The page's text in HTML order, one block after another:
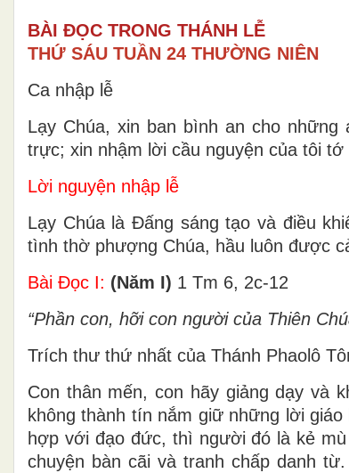
BÀI ĐỌC TRONG THÁNH LỄ
THỨ SÁU TUẦN 24 THƯỜNG NIÊN
Ca nhập lễ
Lạy Chúa, xin ban bình an cho
trực; xin nhậm lời cầu nguyện của tôi
Lời nguyện nhập lễ
Lạy Chúa là Ðấng sáng tạo và điều
tình thờ phượng Chúa, hầu luôn được
Bài Ðọc I: (Năm I) 1 Tm 6, 2c-12
“Phần con, hỡi con người của Thiên
Trích thư thứ nhất của Thánh Phaolô
Con thân mến, con hãy giảng dạy và
không thành tín nắm giữ những lời
hợp với đạo đức, thì người đó là kẻ
chuyện bàn cãi và tranh chấp danh